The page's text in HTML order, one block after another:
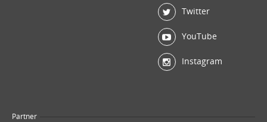
Twitter
YouTube
Instagram
Partner